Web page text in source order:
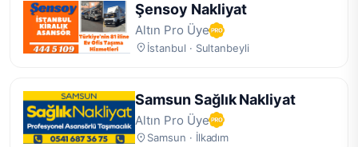
Şensoy Nakliyat
Altın Pro Üye
İstanbul · Sultanbeyli
Samsun Sağlık Nakliyat
Altın Pro Üye
Samsun · İlkadım